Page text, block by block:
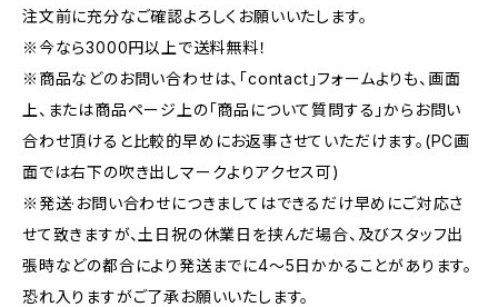
注文前に充分なご確認よろしくお願いいたします。
※今なら3000円以上で送料無料！
※商品などのお問い合わせは、｢contact｣フォームよりも、画面
上、または商品ページ上の｢商品について質問する｣からお問い
合わせ頂けると比較的早めにお返事させていただけます。(PC画
面では右下の吹き出しマークよりアクセス可)
※発送·お問い合わせにつきましてはできるだけ早めにご対応さ
せて致きますが、土日祝の休業日を挟んだ場合、及びスタッフ出
張時などの都合により発送までに4～5日かかることがあります。
恐れ入りますがご了承お願いいたします。